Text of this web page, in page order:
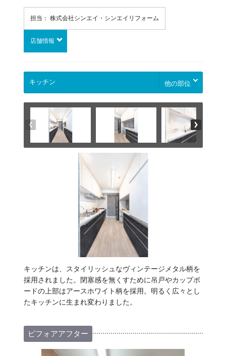
担当： 株式会社シンエイ・シンエイリフォーム
店舗情報
他の部位
キッチンは、スタイリッシュなヴィンテージメタル柄を
採用されました。閉塞感を無くすために吊戸やカップボ
ードの上部はアースホワイト柄を採用。明るく広々とし
たキッチンに生まれ変わりました。
ビフォアアフター